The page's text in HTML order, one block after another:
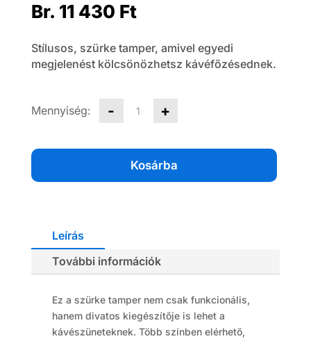
Br. 11 430 Ft
Stílusos, szürke tamper, amivel egyedi
megjelenést kölcsönözhetsz kávéfőzésednek.
-
Színes
Tamper
Szürke
mennyiség
+
Kosárba
Leírás
További információk
Ez a szürke tamper nem csak funkcionális,
hanem divatos kiegészítője is lehet a
kávészüneteknek. Több színben elérhető,